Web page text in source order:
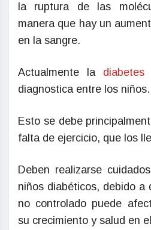
la ruptura de las
manera que hay un
en la sangre.
Actualmente la
diagnostica entre los niños.
Esto se debe
falta de ejercicio, que los
Deben realizarse
niños diabéticos, debido a
no controlado puede
su crecimiento y salud en